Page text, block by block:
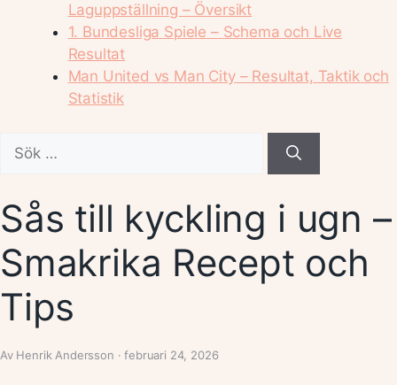
Laguppställning – Översikt
1. Bundesliga Spiele – Schema och Live
Resultat
Man United vs Man City – Resultat, Taktik och
Statistik
efter:
Sås till kyckling i ugn –
Smakrika Recept och
Tips
Av Henrik Andersson · februari 24, 2026